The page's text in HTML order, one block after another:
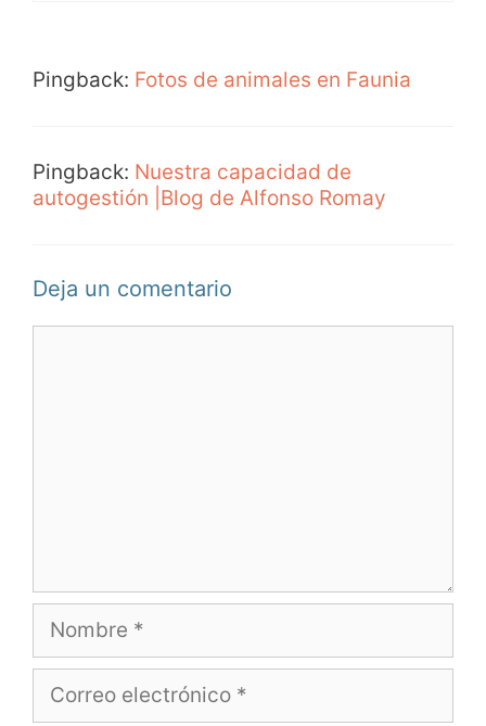
Pingback: Fotos de animales en Faunia
Pingback: Nuestra capacidad de
autogestión |Blog de Alfonso Romay
Deja un comentario